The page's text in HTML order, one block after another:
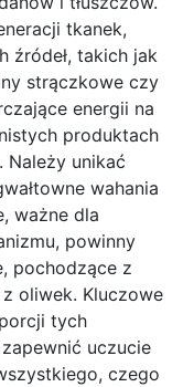
tkanek,
źródeł, takich jak
strączkowe czy
energii na
produktach
unikać
wahania
ważne dla
powinny
pochodzące z
oliwek. Kluczowe
tych
uczucie
czego